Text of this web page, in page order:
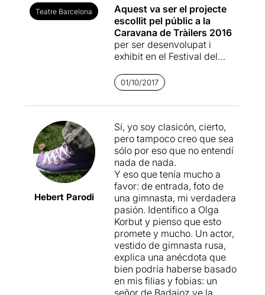
Teatre Barcelona
Aquest va ser el projecte
escollit pel públic a la
Caravana de Tràilers 2016
per ser desenvolupat i
exhibit en el Festival del
vàrem estar presents i els
nostres vots no van ser per
aquesta proposta, que
convencer.
Un fet autobiogràfic treballat
amb un caire col·lectiu,
de suor i d'esforç de
gimnastes russes, dels
xantatges emocionals que
ens fem a nosaltres
mateixos, de les trampes
que ens posem, decom
deixem passar l'hora de fer
moltes coses, de com ens
convertim en "el nostre
darrer enemic".
01/10/2017
Hebert Parodi
Sí, yo soy clasicón, cierto,
pero tampoco creo que sea
sólo por eso que no entendí
nada de nada.
Y eso que tenía mucho a
favor: de entrada, foto de
una gimnasta, mi verdadera
pasión. Identifico a Olga
Korbut y pienso que esto
promete y mucho. Un actor,
vestido de gimnasta rusa,
explica una anécdota que
bien podría haberse basado
en mis filias y fobias: un
señor de Badajoz ve la